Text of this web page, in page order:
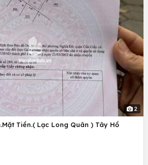
2
Tiền.( Lạc Long Quân ) Tây Hồ